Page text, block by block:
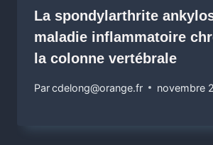
La spondylarthrite
maladie inflammatoire
la colonne vertébrale
Parcdelong@orange.fr novembre